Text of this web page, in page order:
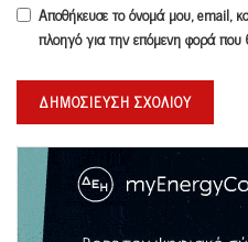
Αποθήκευσε το όνομά μου, email,
πλοηγό για την επόμενη φορά που